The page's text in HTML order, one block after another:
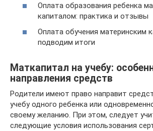
Оплата образования ребенка
капиталом: практика и отзывы
Оплата обучения материнским
подводим итоги
Маткапитал на учебу:
направления средств
Родители имеют право направит
учебу одного ребенка или
своему желанию. При этом, следует
следующие условия использования